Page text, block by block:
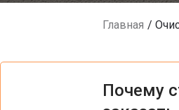
Главная
Почему